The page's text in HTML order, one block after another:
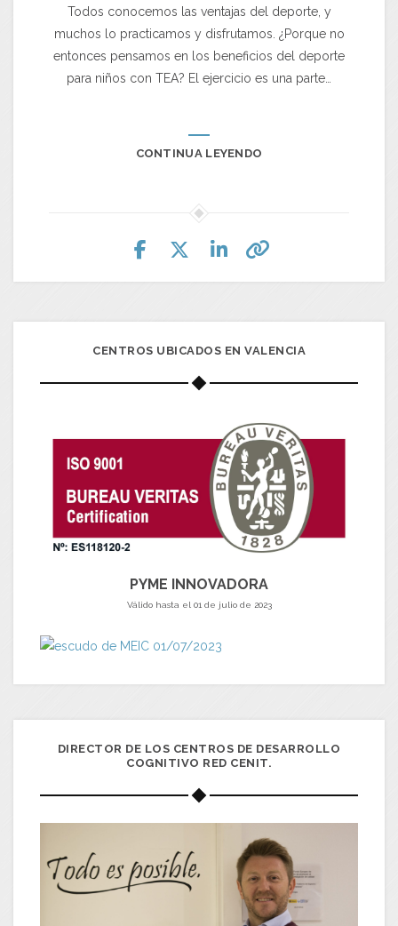
Todos conocemos las ventajas del deporte, y
muchos lo practicamos y disfrutamos. ¿Porque no
entonces pensamos en los beneficios del deporte
para niños con TEA? El ejercicio es una parte…
CONTINUA LEYENDO
CENTROS UBICADOS EN VALENCIA
PYME INNOVADORA
Válido hasta el 01 de julio de 2023
DIRECTOR DE LOS CENTROS DE DESARROLLO
COGNITIVO RED CENIT.